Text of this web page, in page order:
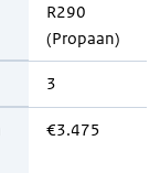
R290
(Propaan)
3
€3.475